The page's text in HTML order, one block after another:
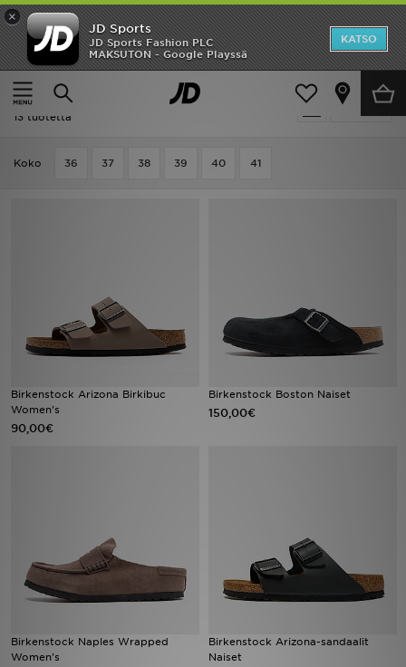
×
JD Sports
JD Sports Fashion PLC
MAKSUTON - Google Playssä
KATSO
Etusivu
Naiset Naisten kengät Sandaalit
Suodata
Naiset - Birkenstock Sandaalit
13 tuotetta
Koko 36 37 38 39 40 41
Birkenstock Arizona Birkibuc
Women's
90,00€
Birkenstock Boston Naiset
150,00€
Birkenstock Naples Wrapped
Women's
Birkenstock Arizona-sandaalit
Naiset
Etusivu
Ale
Uutuudet
Tuotemerkit
Jalkapallo
Minun viestini